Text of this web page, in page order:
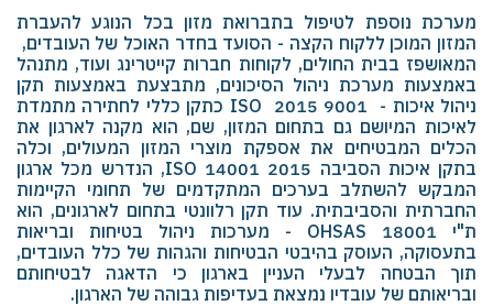
מערכת נוספת לטיפול בתברואת מזון בכל הנוגע להעברת
המזון המוכן ללקוח הקצה - הסועד בחדר האוכל של העובדים,
המאושפז בבית החולים, לקוחות חברות קייטרינג ועוד, מתנהל
באמצעות מערכת ניהול הסיכונים, מתבצעת באמצעות תקן
ניהול איכות - 9001 2015
ISO כתקן כללי לחתירה מתמדת
לאיכות המיושם גם בתחום המזון, שם, הוא מקנה לארגון את
הכלים המבטיחים את אספקת מוצרי המזון המעולים, וכלה
בתקן איכות הסביבה 2015 14001
ISO, הנדרש מכל ארגון
המבקש להשתלב בערכים המתקדמים של תחומי הקיימות
החברתית והסביבתית. עוד תקן רלוונטי בתחום לארגונים, הוא
ת"י 18001
OHSAS - מערכות ניהול בטיחות ובריאות
בתעסוקה, העוסק בהיבטי הבטיחות והגהות של כלל העובדים,
תוך הבטחה לבעלי העניין בארגון כי הדאגה לבטיחותם
ובריאותם של עובדיו נמצאת בעדיפות גבוהה של הארגון.